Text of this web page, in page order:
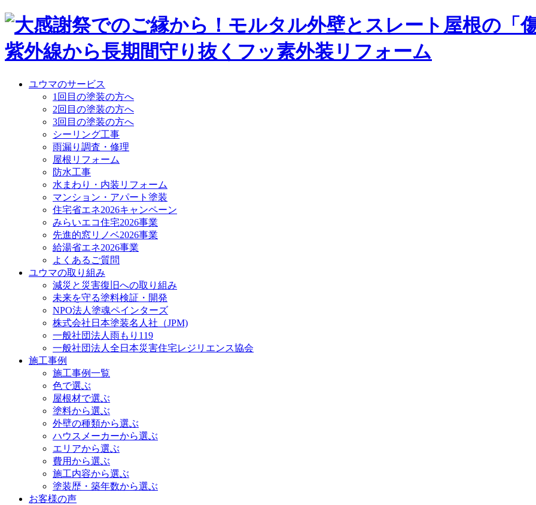
ユウマのサービス
1回目の塗装の方へ
2回目の塗装の方へ
3回目の塗装の方へ
シーリング工事
雨漏り調査・修理
屋根リフォーム
防水工事
水まわり・内装リフォーム
マンション・アパート塗装
住宅省エネ2026キャンペーン
みらいエコ住宅2026事業
先進的窓リノベ2026事業
給湯省エネ2026事業
よくあるご質問
ユウマの取り組み
減災と災害復旧への取り組み
未来を守る塗料検証・開発
NPO法人塗魂ペインターズ
株式会社日本塗装名人社（JPM)
一般社団法人雨もり119
一般社団法人全日本災害住宅レジリエンス協会
施工事例
施工事例一覧
色で選ぶ
屋根材で選ぶ
塗料から選ぶ
外壁の種類から選ぶ
ハウスメーカーから選ぶ
エリアから選ぶ
費用から選ぶ
施工内容から選ぶ
塗装歴・築年数から選ぶ
お客様の声